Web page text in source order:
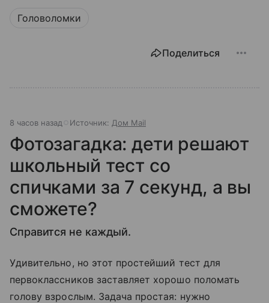
Головоломки
Поделиться
8 часов назад Источник: Дом Mail
Фотозагадка: дети решают
школьный тест со
спичками за 7 секунд, а вы
сможете?
Справится не каждый.
Удивительно, но этот простейший тест для
первоклассников заставляет хорошо поломать
голову взрослым. Задача простая: нужно